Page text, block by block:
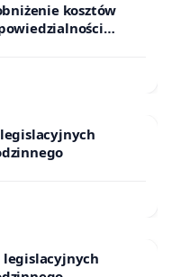
kosztów
i sędziów
legislacyjnych